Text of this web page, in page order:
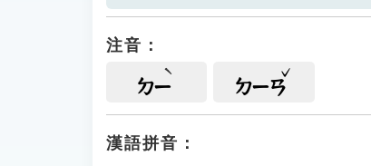
注音：
ㄉㄧ ㄉㄧㄢ
漢語拼音：